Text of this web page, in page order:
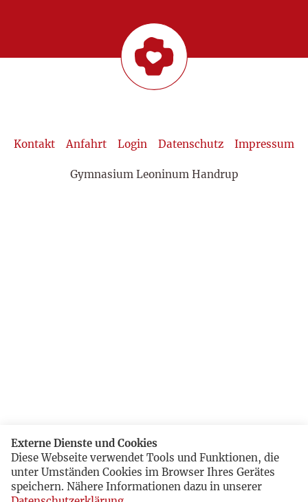
Kontakt Anfahrt Login Datenschutz Impressum
Gymnasium Leoninum Handrup
Externe Dienste und Cookies
Diese Webseite verwendet Tools und Funktionen, die
unter Umständen Cookies im Browser Ihres Gerätes
speichern. Nähere Informationen dazu in unserer